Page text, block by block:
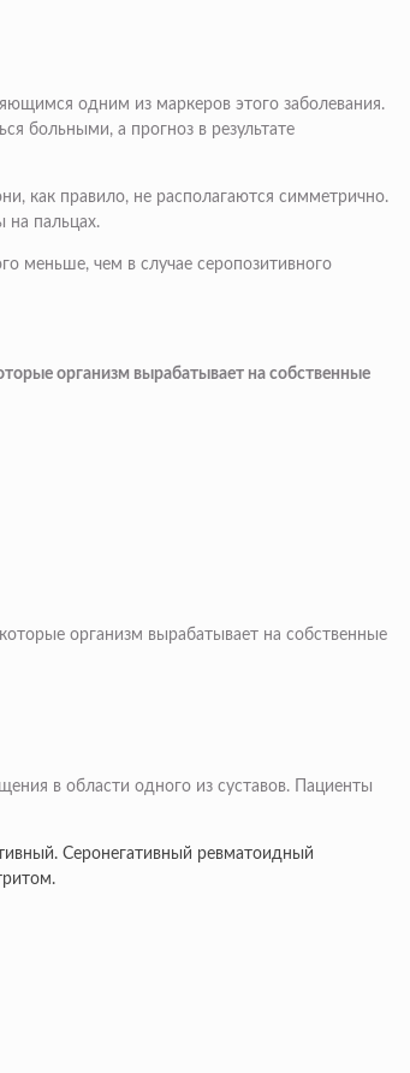
одним из маркеров этого заболевания.
больными, а прогноз в результате
как правило, не располагаются симметрично.
на пальцах.
меньше, чем в случае серопозитивного
организм вырабатывает на собственные
организм вырабатывает на собственные
в области одного из суставов. Пациенты
Серонегативный ревматоидный